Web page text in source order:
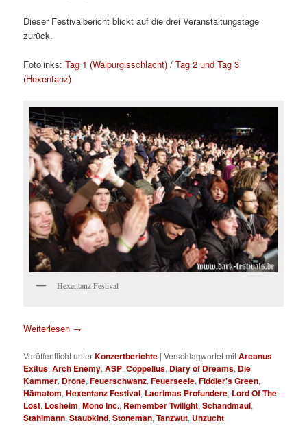
Dieser Festivalbericht blickt auf die drei Veranstaltungstage
zurück.
Fotolinks:Tag 1 (Walpurgisschlacht) /Tag 2 und Tag 3
(Hexentanz)
Hexentanz Festival
Weiterlesen →
Veröffentlicht unterKonzertberichte |Verschlagwortet mitArcanus
Exitus,Arch Enemy,ASP,Coppelius, Diary of Dreams, Die
Kammer, Drone,Feuerschwanz,Feuerseele,Fiddler's Green,
Hämatom,Hexentanz Festival, Lacrimas Profundere, Lord Of The
Lost, Losheim,Mono Inc., Remember Twilight,Schandmaul,
Stahlmann,Staubkind,Stoneman,Tanzwut, Unzucht